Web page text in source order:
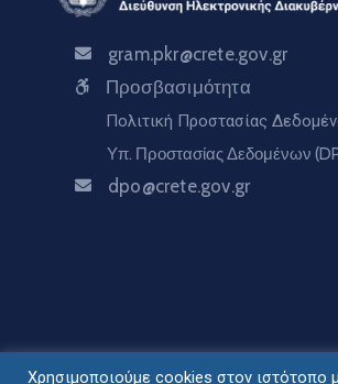
gram.pkr@crete.gov.gr
Προσβασιμότητα
Πολιτική Προστασίας
Υπ. Προστασίας Δεδομένων
dpo@crete.gov.gr
Χρησιμοποιούμε cookies στον ιστότοπο